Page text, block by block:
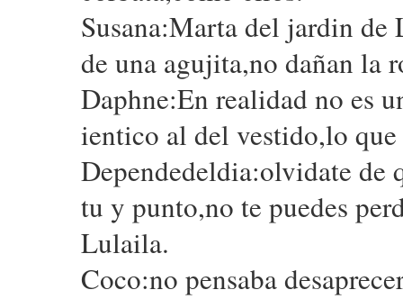
Susana:Marta del jardin
de una agujita,no dañan la
Daphne:En realidad no es
ientico al del vestido,lo que
Dependedeldia:olvidate de
tu y punto,no te puedes
Lulaila.
Coco:no pensaba